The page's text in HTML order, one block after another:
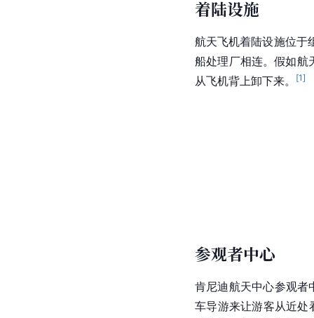
着陆设施
航天飞机着陆设施位于
船处理厂相连。假如航
从飞机背上卸下来。
[1]
参观者中心
肯尼迪航天中心参观者
车导游来让游客从近